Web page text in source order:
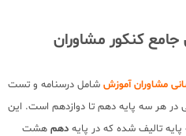
کنکور مشاوران
مشاوران آموزش شامل درسنامه و تست
در هر سه پایه دهم تا دوازدهم است. این
تالیف شده که در پایه دهم هشت